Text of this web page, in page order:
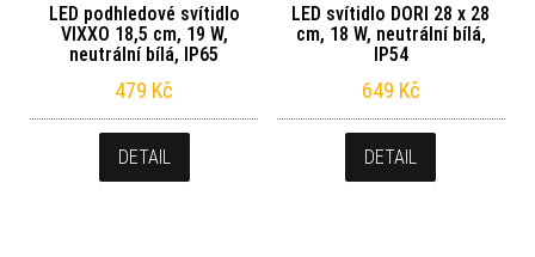
LED podhledové svítidlo
VIXXO 18,5 cm, 19 W,
neutrální bílá, IP65
479 Kč
DETAIL
LED svítidlo DORI 28 x 28
cm, 18 W, neutrální bílá,
IP54
649 Kč
DETAIL